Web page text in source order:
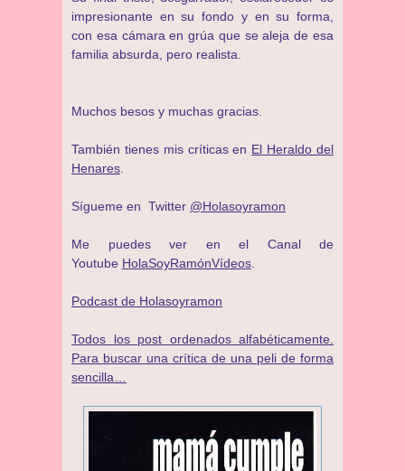
impresionante en su fondo y en su forma,
con esa cámara en grúa que se aleja de esa
familia absurda, pero realista.
Muchos besos y muchas gracias.
También tienes mis críticas en El Heraldo del
Henares
Sígueme en Twitter @Holasoyramon
Me puedes ver en el Canal de
Youtube HolaSoyRamónVídeos
Podcast de Holasoyramon
Todos los post ordenados alfabéticamente.
Para buscar una crítica de una peli de forma
sencilla…